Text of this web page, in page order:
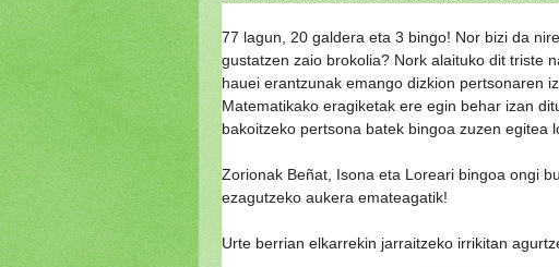
77 lagun, 20 galdera eta 3 bingo! Nor bizi da
gustatzen zaio brokolia? Nork alaituko dit triste
hauei erantzunak emango dizkion pertsonaren
Matematikako eragiketak ere egin behar izan
bakoitzeko pertsona batek bingoa zuzen egitea
Zorionak Beñat, Isona eta Loreari bingoa ongi
ezagutzeko aukera emateagatik!
Urte berrian elkarrekin jarraitzeko irrikitan